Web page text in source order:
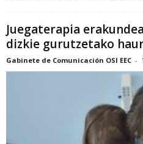
Juegaterapia
dizkie gurutzetako
Gabinete de Comunicación OSI EEC -